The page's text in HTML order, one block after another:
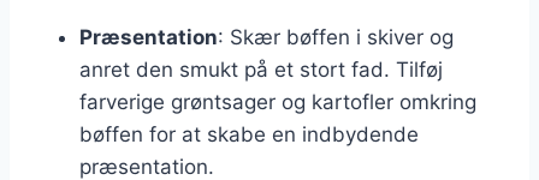
Præsentation: Skær bøffen i skiver og
anret den smukt på et stort fad. Tilføj
farverige grøntsager og kartofler omkring
bøffen for at skabe en indbydende
præsentation.